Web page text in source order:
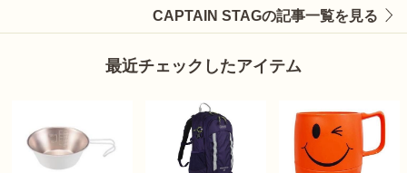
CAPTAIN STAGの記事一覧を見る
最近チェックしたアイテム